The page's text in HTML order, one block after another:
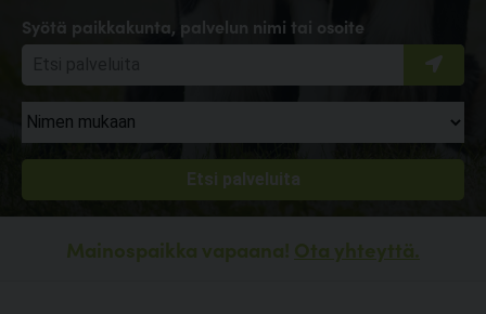
Syötä paikkakunta, palvelun nimi tai osoite
Mainospaikka vapaana! Ota yhteyttä.